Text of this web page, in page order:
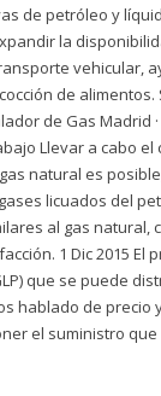
de petróleo y
la
vehicular,
de alimentos.
de Gas Madrid ·
Llevar a cabo
natural es
licuados del
al gas natural,
1 Dic 2015 El
que se puede
hablado de precio
el suministro